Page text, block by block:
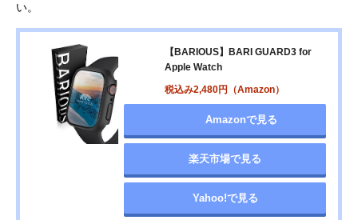
い。
【BARIOUS】BARI GUARD3 for
Apple Watch
税込み2,480円（Amazon）
Amazonで見る
楽天市場で見る
Yahoo!で見る